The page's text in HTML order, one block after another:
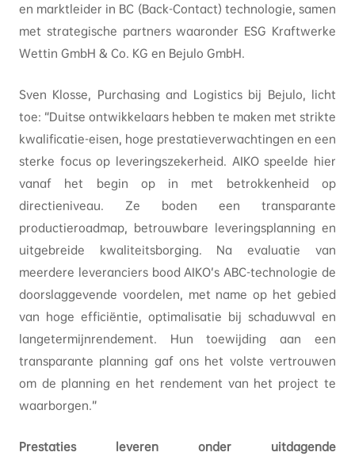
en marktleider in BC (Back-Contact) technologie, samen
met strategische partners waaronder ESG Kraftwerke
Wettin GmbH & Co. KG en Bejulo GmbH.
Sven Klosse, Purchasing and Logistics bij Bejulo, licht
toe: “Duitse ontwikkelaars hebben te maken met strikte
kwalificatie-eisen, hoge prestatieverwachtingen en een
sterke focus op leveringszekerheid. AIKO speelde hier
vanaf het begin op in met betrokkenheid op
directieniveau. Ze boden een transparante
productieroadmap, betrouwbare leveringsplanning en
uitgebreide kwaliteitsborging. Na evaluatie van
meerdere leveranciers bood AIKO’s ABC-technologie de
doorslaggevende voordelen, met name op het gebied
van hoge efficiëntie, optimalisatie bij schaduwval en
langetermijnrendement. Hun toewijding aan een
transparante planning gaf ons het volste vertrouwen
om de planning en het rendement van het project te
waarborgen.”
Prestaties leveren onder uitdagende